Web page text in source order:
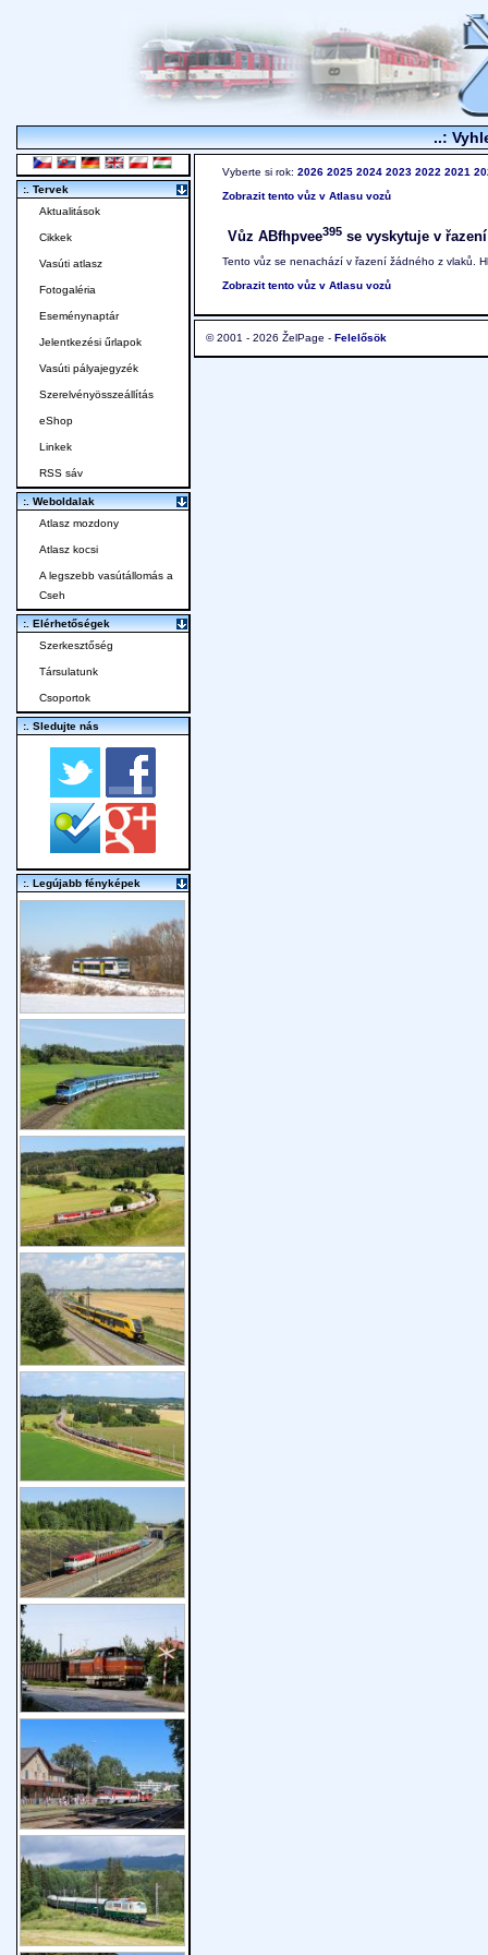
..:
Vyberte si rok: 2026 2025 2024 2023 2022 2021
Zobrazit tento vůz v Atlasu vozů
Vůz ABfhpvee395 se vyskytuje v
Tento vůz se nenachází v řazení žádného z vlaků.
Zobrazit tento vůz v Atlasu vozů
© 2001 - 2026 ŽelPage - Felelősök
:. Tervek
Aktualitások
Cikkek
Vasúti atlasz
Fotogaléria
Eseménynaptár
Jelentkezési űrlapok
Vasúti pályajegyzék
Szerelvényösszeállítás
eShop
Linkek
RSS sáv
:. Weboldalak
Atlasz mozdony
Atlasz kocsi
A legszebb vasútállomás a
Cseh
:. Elérhetőségek
Szerkesztőség
Társulatunk
Csoportok
:. Sledujte nás
:. Legújabb fényképek